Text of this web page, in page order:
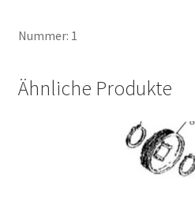
Nummer: 1
Ähnliche Produkte